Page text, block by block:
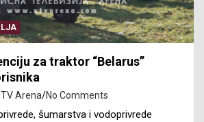
za traktor “Belarus”
Arena No Comments
šumarstva i vodoprivrede